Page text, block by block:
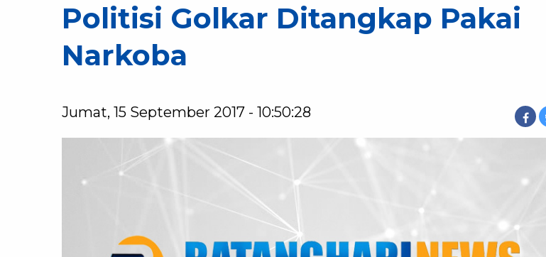
Politisi Golkar Ditangkap Pakai
Narkoba
Jumat, 15 September 2017 - 10:50:28